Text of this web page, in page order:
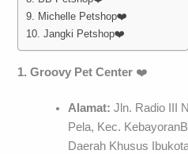
9. Michelle Petshop❤️
10. Jangki Petshop❤️
1. Groovy Pet Center ❤️
Alamat: Jln. Radio III
Pela, Kec.
Daerah Khusus